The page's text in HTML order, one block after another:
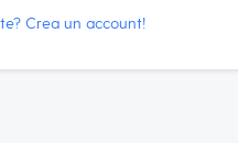
Crea un account!